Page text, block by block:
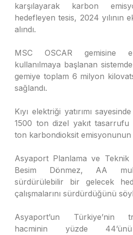
karşılayarak karbon
hedefleyen tesis, 2024 yılının
alındı.
MSC OSCAR gemisine
kullanılmaya başlanan
gemiye toplam 6 milyon
sağlandı.
Kıyı elektriği yatırımı
1500 ton dizel yakıt tasarrufu
ton karbondioksit emisyonunun
Asyaport Planlama ve
Besim Dönmez, AA
sürdürülebilir bir gelecek
çalışmalarını sürdürdüğünü
Asyaport’un Türkiye’nin
hacminin yüzde